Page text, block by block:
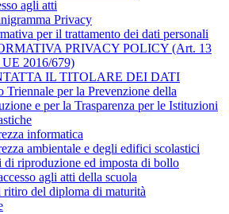
agli atti
Privacy
per il trattamento dei dati personali
PRIVACY POLICY (Art. 13
UE 2016/679)
IL TITOLARE DEI DATI
Triennale per la Prevenzione della
e per la Trasparenza per le Istituzioni
informatica
ambientale e degli edifici scolastici
di riproduzione ed imposta di bollo
agli atti della scuola
del diploma di maturità